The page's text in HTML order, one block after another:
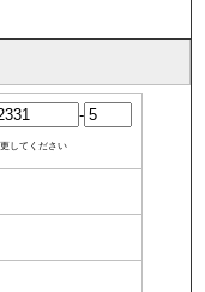
-
してください